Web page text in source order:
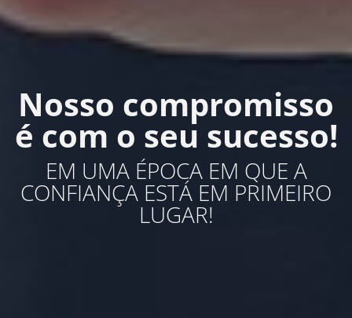
Nosso compromisso
é com o seu sucesso!
EM UMA ÉPOCA EM QUE A
CONFIANÇA ESTÁ EM PRIMEIRO
LUGAR!